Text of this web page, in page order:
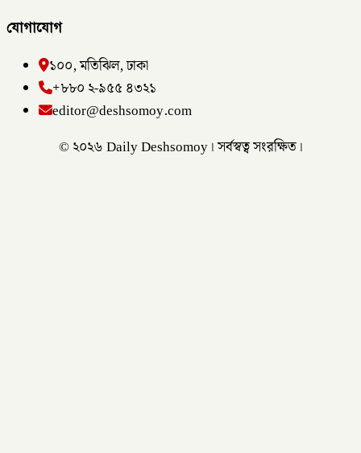
যোগাযোগ
১০০, মতিঝিল, ঢাকা
+৮৮০ ২-৯৫৫ ৪৩২১
editor@deshsomoy.com
© ২০২৬ Daily Deshsomoy। সর্বস্বত্ব সংরক্ষিত।